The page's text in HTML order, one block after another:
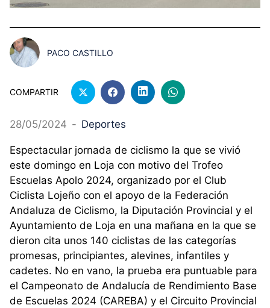
PACO CASTILLO
COMPARTIR
28/05/2024 - Deportes
Espectacular jornada de ciclismo la que se vivió
este domingo en Loja con motivo del Trofeo
Escuelas Apolo 2024, organizado por el Club
Ciclista Lojeño con el apoyo de la Federación
Andaluza de Ciclismo, la Diputación Provincial y el
Ayuntamiento de Loja en una mañana en la que se
dieron cita unos 140 ciclistas de las categorías
promesas, principiantes, alevines, infantiles y
cadetes. No en vano, la prueba era puntuable para
el Campeonato de Andalucía de Rendimiento Base
de Escuelas 2024 (CAREBA) y el Circuito Provincial